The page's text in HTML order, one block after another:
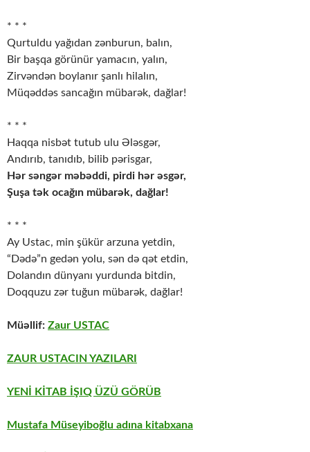
* * *
Qurtuldu yağıdan zənburun, balın,
Bir başqa görünür yamacın, yalın,
Zirvəndən boylanır şanlı hilalın,
Müqəddəs sancağın mübarək, dağlar!
* * *
Haqqa nisbət tutub ulu Ələsgər,
Andırıb, tanıdıb, bilib pərisgar,
Hər səngər məbəddi, pirdi hər əsgər,
Şuşa tək ocağın mübarək, dağlar!
* * *
Ay Ustac, min şükür arzuna yetdin,
“Dədə”n gedən yolu, sən də qət etdin,
Dolandın dünyanı yurdunda bitdin,
Doqquzu zər tuğun mübarək, dağlar!
Müəllif: Zaur USTAC
ZAUR USTACIN YAZILARI
YENİ KİTAB İŞIQ ÜZÜ GÖRÜB
Mustafa Müseyiboğlu adına kitabxana